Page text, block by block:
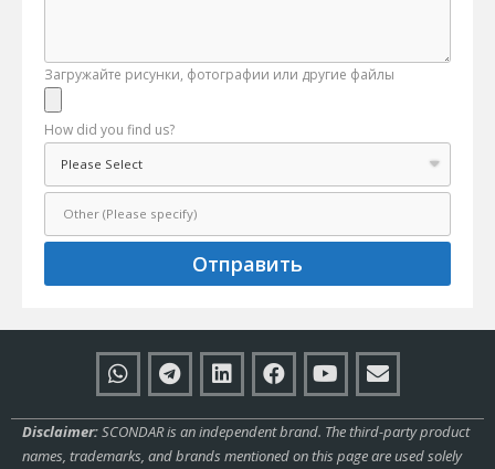
Загружайте рисунки, фотографии или другие файлы
How did you find us?
Отправить
Disclaimer:SCONDAR is an independent brand. The third-party product
names, trademarks, and brands mentioned on this page are used solely